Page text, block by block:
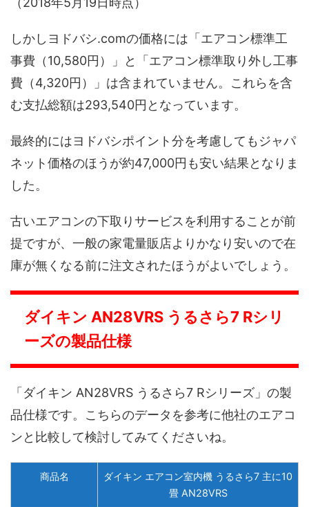
しかしヨドバシ.comの価格には「エアコン標準工
事費（10,580円）」と「エアコン標準取り外し工事
費（4,320円）」は含まれていません。これらを含
む支払総額は293,540円となっています。
最終的にはヨドバシポイント分を考慮してもジャパ
ネット価格のほうが約47,000円も安い結果となりま
した。
古いエアコンの下取りサービスを利用することが前
提ですが、一般の家電量販店よりかなり安いので在
庫が無くなる前に注文されたほうがよいでしょう。
ダイキン AN28VRS うるさら7 Rシリ
ーズの製品仕様
「ダイキン AN28VRS うるさら7 Rシリーズ」の製
品仕様です。こちらのデータを参考に他社のエアコ
ンと比較して検討してみてくださいね。
商品名
ダイキン エアコン室内機 うるさら7 主に10
畳 AN28VRS